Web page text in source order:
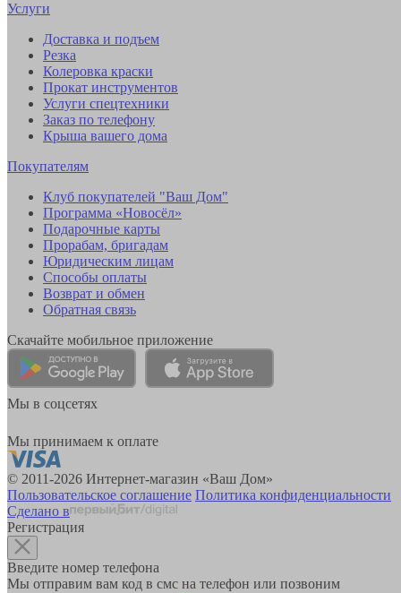
Услуги
Доставка и подъем
Резка
Колеровка краски
Прокат инструментов
Услуги спецтехники
Заказ по телефону
Крыша вашего дома
Покупателям
Клуб покупателей "Ваш Дом"
Программа «Новосёл»
Подарочные карты
Прорабам, бригадам
Юридическим лицам
Способы оплаты
Возврат и обмен
Обратная связь
Скачайте мобильное приложение
Мы в соцсетях
Мы принимаем к оплате
© 2011-2026 Интернет-магазин «Ваш Дом»
Пользовательское соглашение Политика конфиденциальности
Сделано в
Регистрация
Введите номер телефона
Мы отправим вам код в смс на телефон или позвоним